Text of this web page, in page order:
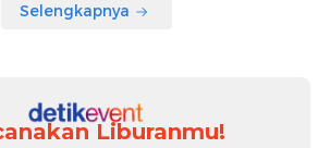
Selengkapnya
Liburanmu!